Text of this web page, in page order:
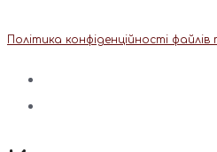
Політика конфіденційності